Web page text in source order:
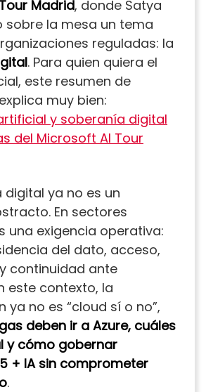
Madrid, donde Satya
sobre la mesa un tema
reguladas: la
. Para quien quiera el
este resumen de
muy bien:
y soberanía digital
del Microsoft AI Tour
digital ya no es un
En sectores
una exigencia operativa:
del dato, acceso,
continuidad ante
este contexto, la
ya no es “cloud sí o no”,
deben ir a Azure, cuáles
y cómo gobernar
+ IA sin comprometer
.